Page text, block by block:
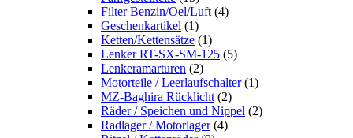
Filter Benzin/Oel/Luft (4)
Geschenkartikel (1)
Ketten/Kettensätze (1)
Lenker RT-SX-SM-125 (5)
Lenkeramarturen (2)
Motorteile / Leerlaufschalter (1)
MZ-Baghira Rücklicht (2)
Räder / Speichen und Nippel (2)
Radlager / Motorlager (4)